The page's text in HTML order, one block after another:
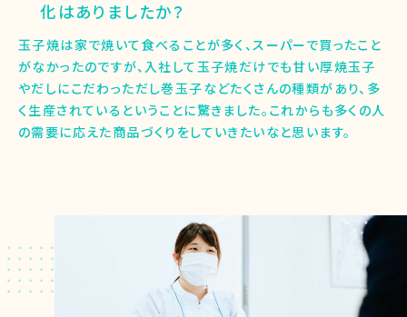
化はありましたか？
玉子焼は家で焼いて食べることが多く、スーパーで買ったこと
がなかったのですが、入社して玉子焼だけでも甘い厚焼玉子
やだしにこだわっただし巻玉子などたくさんの種類があり、多
く生産されているということに驚きました。これからも多くの人
の需要に応えた商品づくりをしていきたいなと思います。